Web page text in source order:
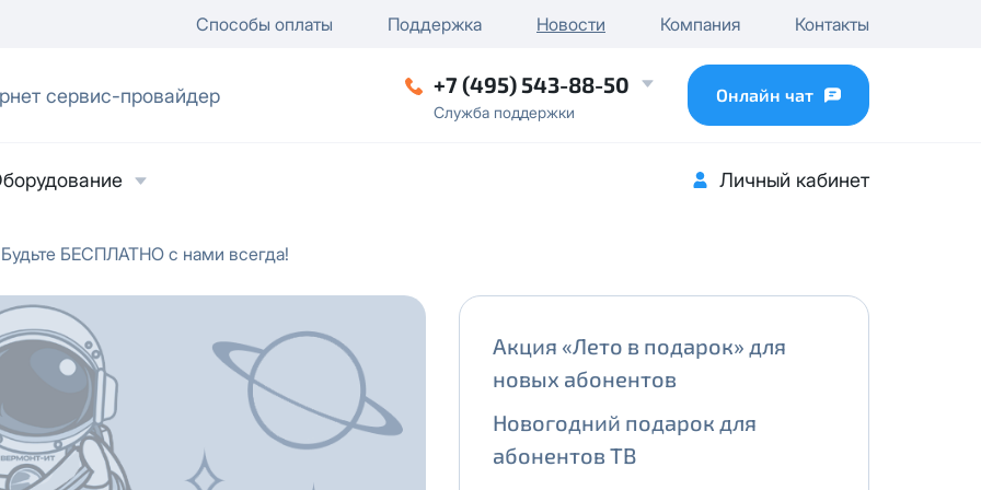
Способы оплаты Поддержка Новости Компания Контакты
сервис-провайдер +7 (495) 543-88-50
Служба поддержки
Онлайн чат
Личный кабинет
Будьте БЕСПЛАТНО с нами всегда!
Акция «Лето в подарок» для
новых абонентов
Новогодний подарок для
абонентов ТВ
на обработку персональных данныхв
сПолитикой в отношении обработки
данных
лицо
/ отключение публичного IP
...